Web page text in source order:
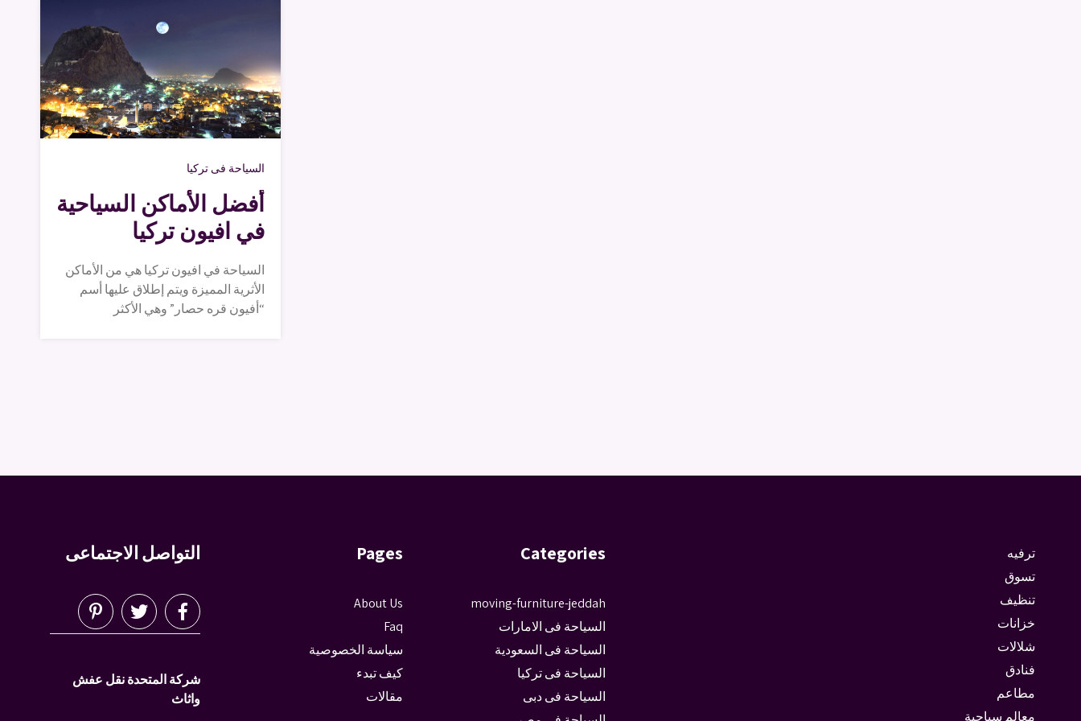
السياحة فى تركيا
أفضل الأماكن السياحية
في افيون تركيا
السياحة في افيون تركيا هي من الأماكن
الأثرية المميزة ويتم إطلاق عليها أسم
“أفيون قره حصار” وهي الأكثر
ترفيه
تسوق
تنظيف
خزانات
شلالات
فنادق
مطاعم
معالم سياحية
Categories
moving-furniture-jeddah
السياحة فى الامارات
السياحة فى السعودية
السياحة فى تركيا
السياحة فى دبى
Pages
About Us
Faq
سياسة الخصوصية
كيف تبدء
مقالات
التواصل الاجتماعى
شركة المتحدة نقل عفش
واثاث